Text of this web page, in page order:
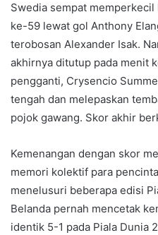
Swedia sempat
ke-59 lewat gol Anthony
terobosan Alexander Isak.
akhirnya ditutup pada menit
pengganti, Crysencio
tengah dan melepaskan
pojok gawang. Skor akhir
Kemenangan dengan skor
memori kolektif para
menelusuri beberapa edisi
Belanda pernah mencetak
identik 5-1 pada Piala Dunia